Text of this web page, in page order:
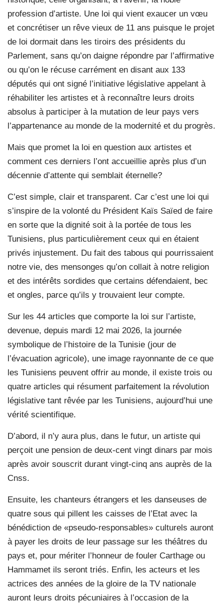
profession d’artiste. Une loi qui vient exaucer un vœu
et concrétiser un rêve vieux de 11 ans puisque le projet
de loi dormait dans les tiroirs des présidents du
Parlement, sans qu’on daigne répondre par l’affirmative
ou qu’on le récuse carrément en disant aux 133
députés qui ont signé l’initiative législative appelant à
réhabiliter les artistes et à reconnaître leurs droits
absolus à participer à la mutation de leur pays vers
l’appartenance au monde de la modernité et du progrès.
Mais que promet la loi en question aux artistes et
comment ces derniers l’ont accueillie après plus d’un
décennie d’attente qui semblait éternelle?
C’est simple, clair et transparent. Car c’est une loi qui
s’inspire de la volonté du Président Kaïs Saïed de faire
en sorte que la dignité soit à la portée de tous les
Tunisiens, plus particulièrement ceux qui en étaient
privés injustement. Du fait des tabous qui pourrissaient
notre vie, des mensonges qu’on collait à notre religion
et des intérêts sordides que certains défendaient, bec
et ongles, parce qu’ils y trouvaient leur compte.
Sur les 44 articles que comporte la loi sur l’artiste,
devenue, depuis mardi 12 mai 2026, la journée
symbolique de l’histoire de la Tunisie (jour de
l’évacuation agricole), une image rayonnante de ce que
les Tunisiens peuvent offrir au monde, il existe trois ou
quatre articles qui résument parfaitement la révolution
législative tant rêvée par les Tunisiens, aujourd’hui une
vérité scientifique.
D’abord, il n’y aura plus, dans le futur, un artiste qui
perçoit une pension de deux-cent vingt dinars par mois
après avoir souscrit durant vingt-cinq ans auprès de la
Cnss.
Ensuite, les chanteurs étrangers et les danseuses de
quatre sous qui pillent les caisses de l’Etat avec la
bénédiction de «pseudo-responsables» culturels auront
à payer les droits de leur passage sur les théâtres du
pays et, pour mériter l’honneur de fouler Carthage ou
Hammamet ils seront triés. Enfin, les acteurs et les
actrices des années de la gloire de la TV nationale
auront leurs droits pécuniaires à l’occasion de la